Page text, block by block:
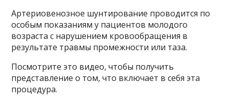
Артериовенозное шунтирование проводится по
особым показаниям у пациентов молодого
возраста с нарушением кровообращения в
результате травмы промежности или таза.
Посмотрите это видео, чтобы получить
представление о том, что включает в себя эта
процедура.